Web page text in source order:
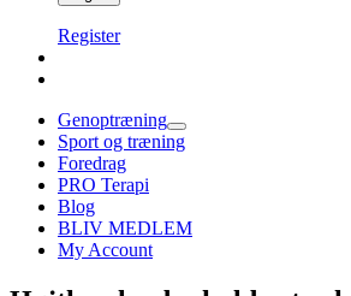
Register
Genoptræning
Sport og træning
Foredrag
PRO Terapi
Blog
BLIV MEDLEM
My Account